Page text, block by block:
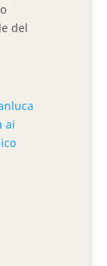
del
ai